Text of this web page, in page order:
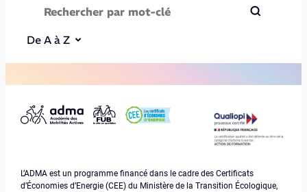
De A à Z
L’ADMA est un programme financé dans le cadre des Certificats
d’Économies d’Energie (CEE) du Ministère de la Transition Écologique,